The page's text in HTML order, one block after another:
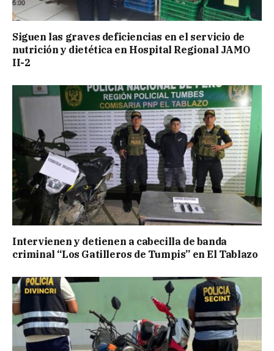
Siguen las graves deficiencias en el servicio de
nutrición y dietética en Hospital Regional JAMO
II-2
Intervienen y detienen a cabecilla de banda
criminal “Los Gatilleros de Tumpis” en El Tablazo